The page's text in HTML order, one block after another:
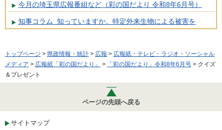
今月の埼玉県広報番組など（彩の国だより 令和8年6月号）
知事コラム 知っていますか。特定外来生物による被害を
トップページ > 県政情報・統計 > 広報 > 広報紙・テレビ・ラジオ・ソーシャル
メディア > 広報紙「彩の国だより」 > 「彩の国だより」令和8年6月号 > クイズ
＆プレゼント
ページの先頭へ戻る
サイトマップ